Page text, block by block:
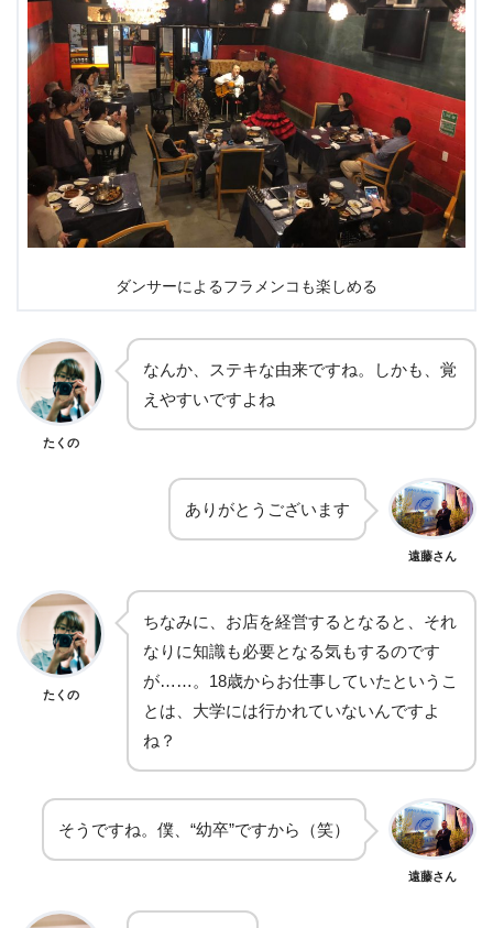
ダンサーによるフラメンコも楽しめる
たくの
なんか、ステキな由来ですね。しかも、覚
えやすいですよね
ありがとうございます
遠藤さん
たくの
ちなみに、お店を経営するとなると、それ
なりに知識も必要となる気もするのです
が……。18歳からお仕事していたというこ
とは、大学には行かれていないんですよ
ね？
そうですね。僕、“幼卒”ですから（笑）
遠藤さん